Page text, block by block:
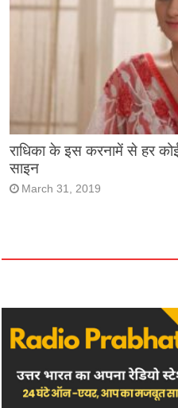
राधिका के इस करनामें से हर
साइन
March 31, 2019